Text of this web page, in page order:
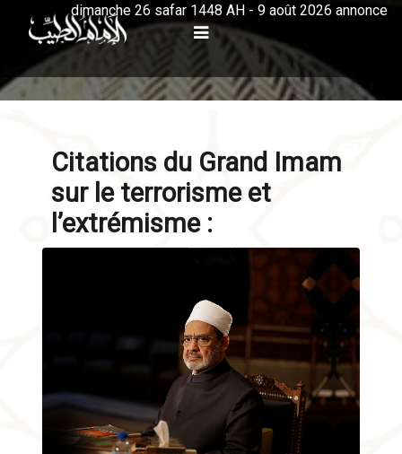
dimanche 26 safar 1448 AH - 9 août 2026 annonce
Citations du Grand Imam
sur le terrorisme et
l’extrémisme :